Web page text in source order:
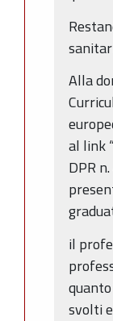
Alla
al link
DPR
il
svolti